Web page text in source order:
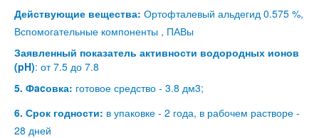
Действующие вещества: Ортофталевый альдегид 0.575 %,
Вспомогательные компоненты , ПАВы
Заявленный показатель активности водородных ионов
(pH): от 7.5 до 7.8
5. Фacовка: готовое средство - 3.8 дм3;
6. Срок годности: в упаковке - 2 года, в рабочем растворе -
28 дней